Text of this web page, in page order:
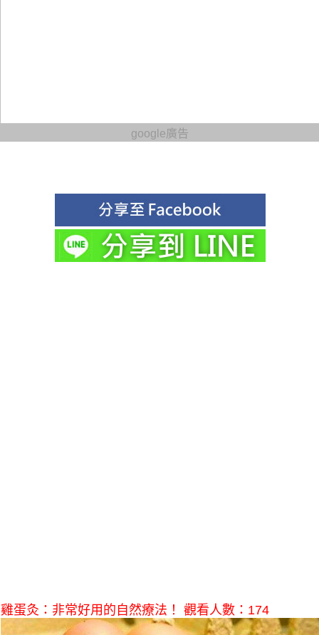
google廣告
雞蛋灸：非常好用的自然療法！ 觀看人數：174